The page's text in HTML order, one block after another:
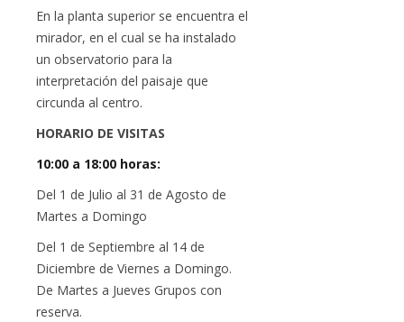
En la planta superior se encuentra el
mirador, en el cual se ha instalado
un observatorio para la
interpretación del paisaje que
circunda al centro.
HORARIO DE VISITAS
10:00 a 18:00 horas:
Del 1 de Julio al 31 de Agosto de
Martes a Domingo
Del 1 de Septiembre al 14 de
Diciembre de Viernes a Domingo.
De Martes a Jueves Grupos con
reserva.